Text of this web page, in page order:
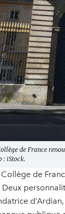
de France
: iStock.
de